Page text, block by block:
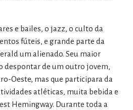
e bailes, o jazz, o culto da
fúteis, e grande parte da
um alienado. Seu maior
despontar de um outro jovem,
Oeste, mas que participara da
atléticas, muita bebida e
Hemingway. Durante toda a